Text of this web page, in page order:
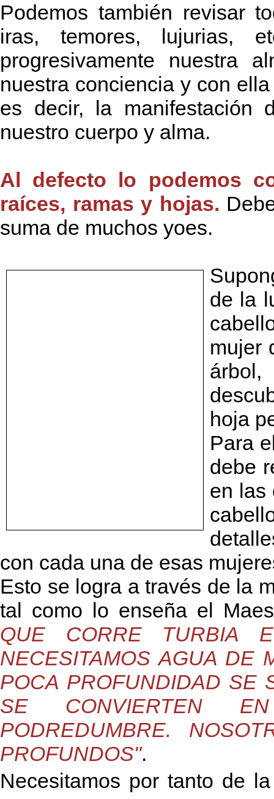
Podemos también revisar
iras, temores, lujurias,
progresivamente nuestra
nuestra conciencia y con
es decir, la manifestación
nuestro cuerpo y alma.
Al defecto lo podemos
raíces, ramas y hojas.
suma de muchos yoes.
de la
mujer
hoja
Para
debe
en las
con cada una de esas
Esto se logra a través de la
tal como lo enseña el
QUE CORRE TURBIA
NECESITAMOS AGUA DE
POCA PROFUNDIDAD SE
SE CONVIERTEN
PODREDUMBRE.
PROFUNDOS".
Necesitamos por tanto de